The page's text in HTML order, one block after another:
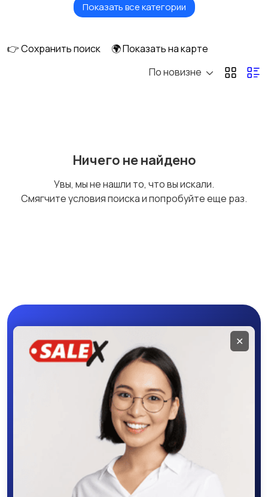
Кошки
Показать все категории
👉 Сохранить поиск
🌍 Показать на карте
По новизне
Ничего не найдено
Увы, мы не нашли то, что вы искали.
Смягчите условия поиска и попробуйте еще раз.
Мобильное
приложение
Скачайте приложение в Google Play –
крутите колесо фортуны, выигрывайте
бонусы, удобно ищите и размещайте
объявления - все это в нашем мобильном
приложении SALEX!
✕